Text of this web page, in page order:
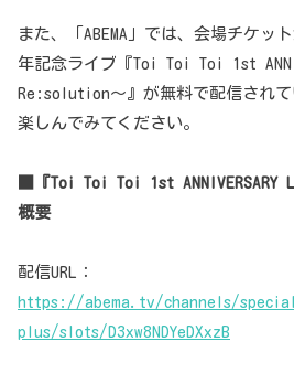
また、「ABEMA」では、会場チケッ
年記念ライブ『Toi Toi Toi 1st
Re:solution～』が無料で配信されて
楽しんでみてください。
■『Toi Toi Toi 1st ANNIVERSARY
概要
配信URL：
https://abema.tv/channels/
plus/slots/D3xw8NDYeDXxzB